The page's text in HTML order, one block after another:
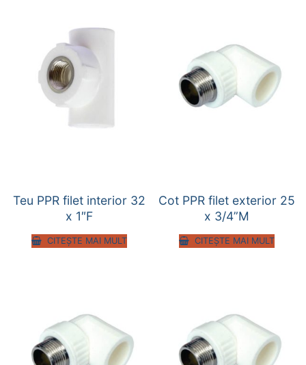
Teu PPR filet interior 32
x 1″F
CITEȘTE MAI MULT
Cot PPR filet exterior 25
x 3/4”M
CITEȘTE MAI MULT